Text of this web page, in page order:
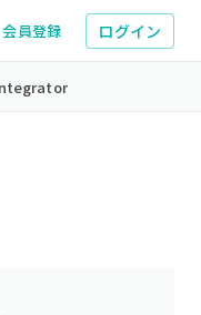
会員登録 ログイン